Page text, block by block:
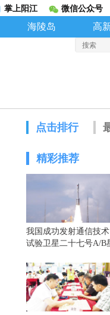
掌上阳江 微信公众号
海陵岛 高
点击排行
精彩推荐
我国成功发射通信技术
试验卫星二十七号A/B